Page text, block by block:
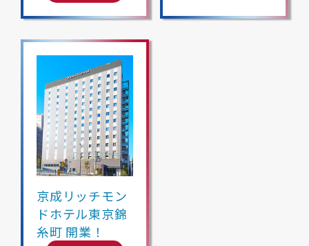
京成リッチモン
ドホテル東京錦
糸町 開業！